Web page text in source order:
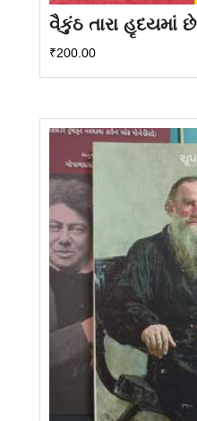
વૈકુંઠ તારા હૃદયમાં છે
₹200.00